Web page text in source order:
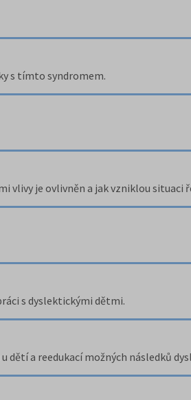
s tímto syndromem.
vlivy je ovlivněn a jak vzniklou situaci
s dyslektickými dětmi.
dětí a reedukací možných následků